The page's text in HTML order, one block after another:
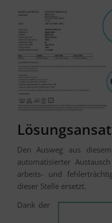
Den Ausweg aus
automatisierter
arbeits- und
dieser Stelle ersetzt.
Dank der